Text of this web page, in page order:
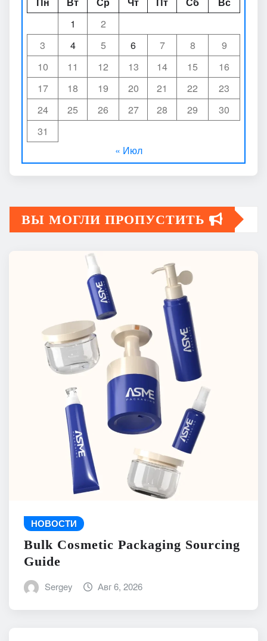
1
2
3
4 5 6 7 8
9
10
11 12 13 14 15
16
17
18 19 20 21 22
23
24
25 26 27 28 29
30
31
« Июл
ВЫ МОГЛИ ПРОПУСТИТЬ
НОВОСТИ
Bulk Cosmetic Packaging Sourcing
Guide
Sergey Авг 6, 2026